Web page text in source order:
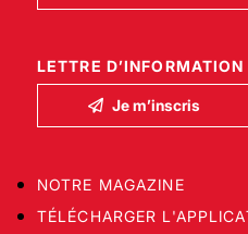
LETTRE D’INFORMATION
Je m’inscris
NOTRE MAGAZINE
TÉLÉCHARGER